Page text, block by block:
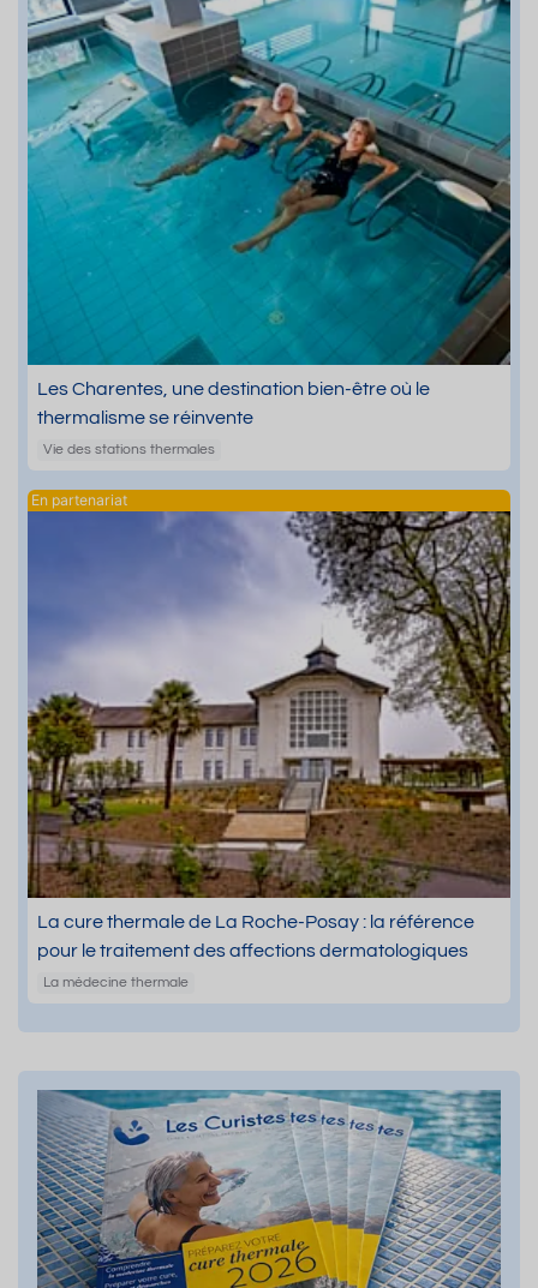
Les Charentes, une destination bien-être où le
thermalisme se réinvente
Vie des stations thermales
La cure thermale de La Roche-Posay : la référence
pour le traitement des affections dermatologiques
La médecine thermale